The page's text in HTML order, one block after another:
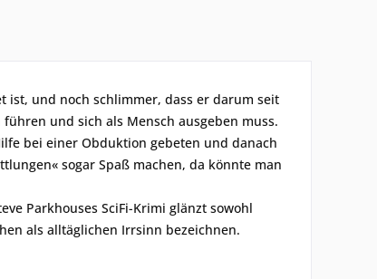
ist, und noch schlimmer, dass er darum seit
und sich als Mensch ausgeben muss.
bei einer Obduktion gebeten und danach
sogar Spaß machen, da könnte man
Parkhouses SciFi-Krimi glänzt sowohl
als alltäglichen Irrsinn bezeichnen.